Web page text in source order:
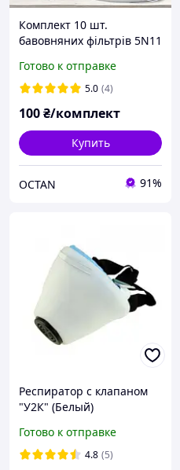
Комплект 10 шт.
бавовняних фільтрів 5N11
передфільтр KN95
Готово к отправке
5.0 (4)
100₴/комплект
Купить
OCTAN 91%
Респиратор с клапаном
"У2К" (Белый)
Готово к отправке
4.8 (5)